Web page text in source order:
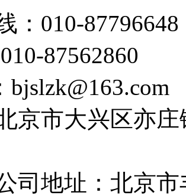
：010-87796648
87562860
bjslzk@163.com
京市大兴区亦
司地址：北京